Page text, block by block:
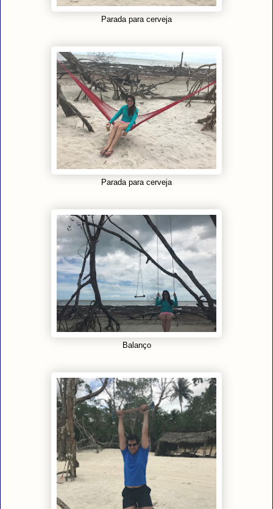
Parada para cerveja
Parada para cerveja
Balanço